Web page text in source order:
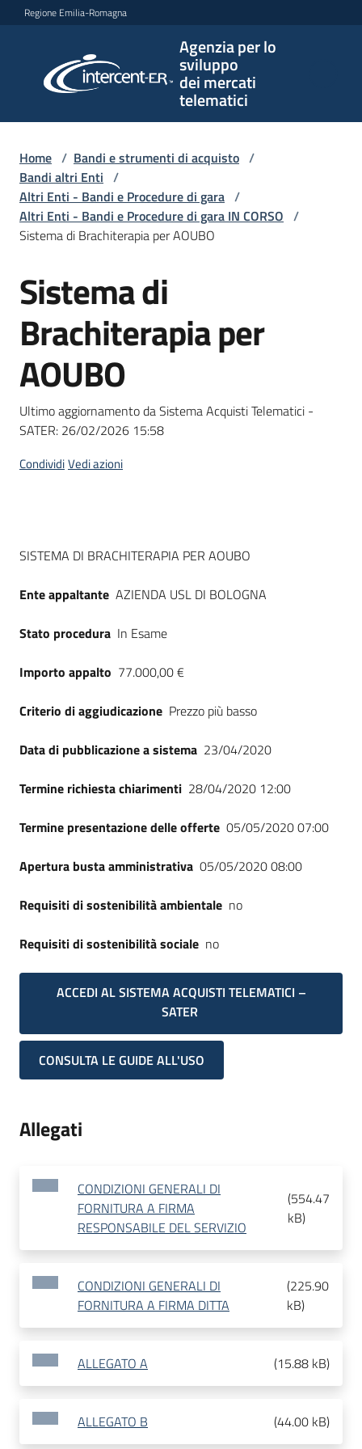
Vai al contenuto
Vai alla navigazione
Vai al footer
Regione Emilia-Romagna
Agenzia per lo
sviluppo
dei mercati
telematici
per lo
sviluppo
telematici
L'Agenzia
Bandi
strumenti
acquisto
Supporto
English
site
su
Home / Bandi e strumenti di acquisto /
Bandi altri Enti /
Altri Enti - Bandi e Procedure di gara /
Altri Enti - Bandi e Procedure di gara IN CORSO /
Sistema di Brachiterapia per AOUBO
Salta al contenuto
Sistema di
Brachiterapia per
AOUBO
Ultimo aggiornamento da Sistema Acquisti Telematici -
SATER: 26/02/2026 15:58
CondividiVedi azioni
Dati del bando
SISTEMA DI BRACHITERAPIA PER AOUBO
Ente appaltante AZIENDA USL DI BOLOGNA
Stato procedura In Esame
Importo appalto 77.000,00 €
Criterio di aggiudicazione Prezzo più basso
Data di pubblicazione a sistema 23/04/2020
Termine richiesta chiarimenti 28/04/2020 12:00
Termine presentazione delle offerte 05/05/2020 07:00
Apertura busta amministrativa 05/05/2020 08:00
Requisiti di sostenibilità ambientale no
Requisiti di sostenibilità sociale no
ACCEDI AL SISTEMA ACQUISTI TELEMATICI –
SATER
CONSULTA LE GUIDE ALL'USO
Allegati
CONDIZIONI GENERALI DI
FORNITURA A FIRMA
RESPONSABILE DEL SERVIZIO
(554.47
kB)
CONDIZIONI GENERALI DI
FORNITURA A FIRMA DITTA
(225.90
kB)
ALLEGATO A (15.88 kB)
ALLEGATO B (44.00 kB)